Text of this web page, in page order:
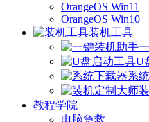
OrangeOS Win11
OrangeOS Win10
装机工具
U
系
教程学院
电脑急救